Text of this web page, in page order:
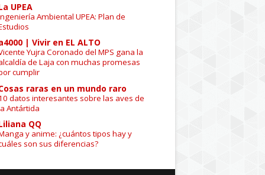
UPEA
Ambiental UPEA: Plan de
| Vivir en EL ALTO
Yujra Coronado del MPS gana la
de Laja con muchas promesas
cumplir
raras en un mundo raro
datos interesantes sobre las aves de
Antártida
QQ
y anime: ¿cuántos tipos hay y
son sus diferencias?